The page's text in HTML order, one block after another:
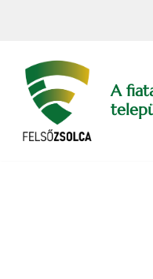
content
A